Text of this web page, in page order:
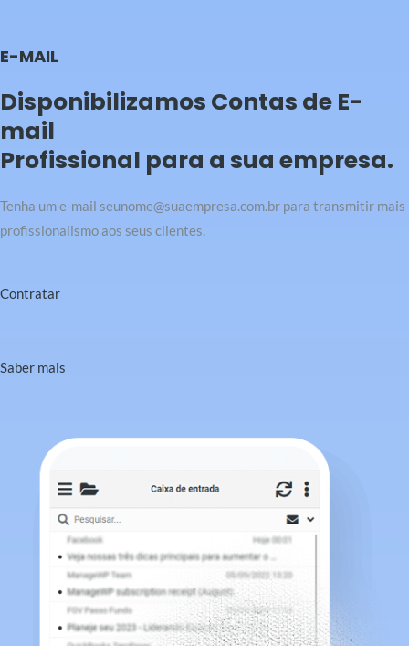
E-MAIL
Disponibilizamos Contas de E-
mail
Profissional para a sua empresa.
Tenha um e-mail seunome@suaempresa.com.br para transmitir mais
profissionalismo aos seus clientes.
Contratar
Saber mais